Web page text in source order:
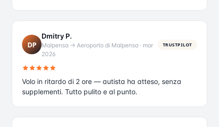
DP
Dmitry P.
Malpensa → Aeroporto di Malpensa · mar
2026
TRUSTPILOT
Volo in ritardo di 2 ore — autista ha atteso, senza
supplementi. Tutto pulito e al punto.